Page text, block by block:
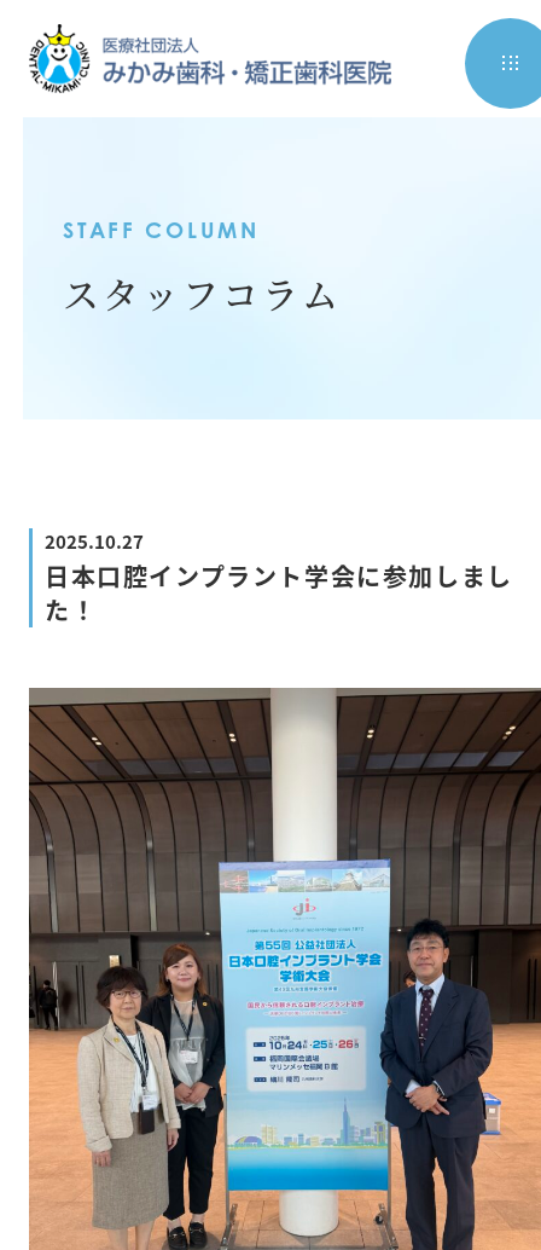
STAFF COLUMN
スタッフコラム
2025.10.27
日本口腔インプラント学会に参加しまし
た！